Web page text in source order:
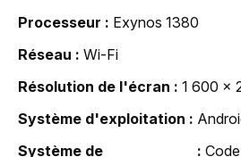
Processeur
Exynos 1380
Réseau
Wi-Fi
Résolution de l'écran
1 600 x
Système d'exploitation
Système de